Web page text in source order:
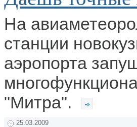
На
станции
аэропорта
"Митра".
25.03.2009